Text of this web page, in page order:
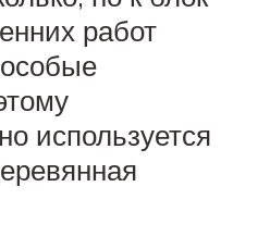
работ
используется